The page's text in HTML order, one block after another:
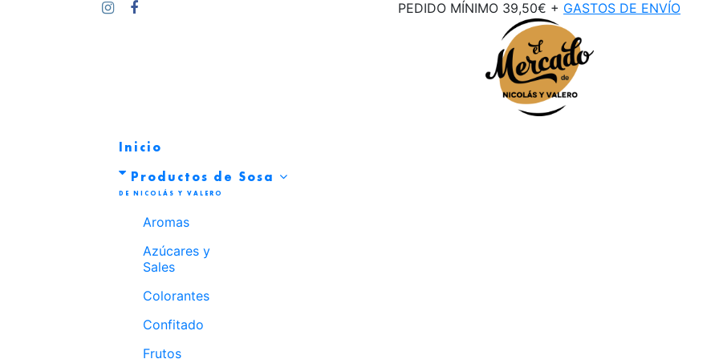
PEDIDO MÍNIMO 39,50€ + GASTOS DE ENVÍO
Inicio
Productos de Sosa
Aromas
Azúcares y
Sales
Colorantes
Confitado
Frutos